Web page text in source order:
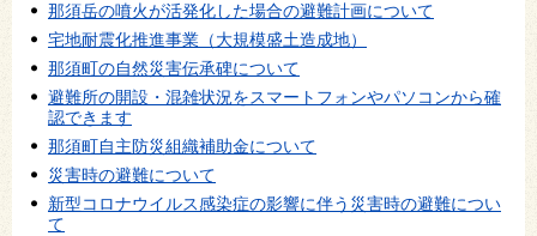
那須岳の噴火が活発化した場合の避難計画について
宅地耐震化推進事業（大規模盛土造成地）
那須町の自然災害伝承碑について
避難所の開設・混雑状況をスマートフォンやパソコンから確
認できます
那須町自主防災組織補助金について
災害時の避難について
新型コロナウイルス感染症の影響に伴う災害時の避難につい
て